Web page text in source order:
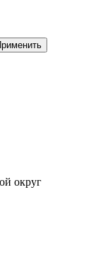
округ